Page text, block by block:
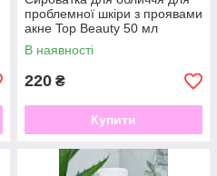
проблемної шкіри з проявами
акне Top Beauty 50 мл
В наявності
220 ₴
Купити